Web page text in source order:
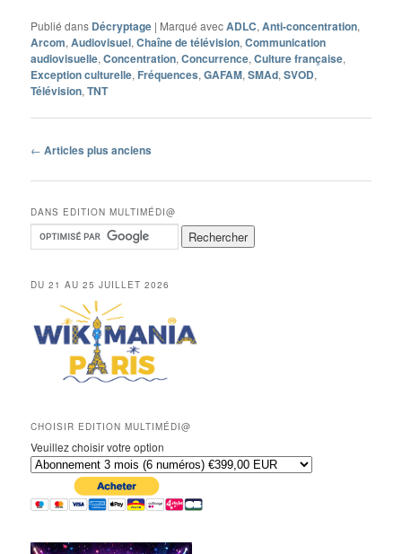
Publié dans Décryptage | Marqué avecADLC,Anti-concentration,
Arcom,Audiovisuel,Chaîne de télévision,Communication
audiovisuelle,Concentration,Concurrence,Culture française,
Exception culturelle, Fréquences,GAFAM,SMAd,SVOD,
Télévision,TNT
Navigation
articles
← Articles plus anciens
DANS EDITION MULTIMÉDI@
DU 21 AU 25 JUILLET 2026
CHOISIR EDITION MULTIMÉDI@
Veuillez choisir votre option